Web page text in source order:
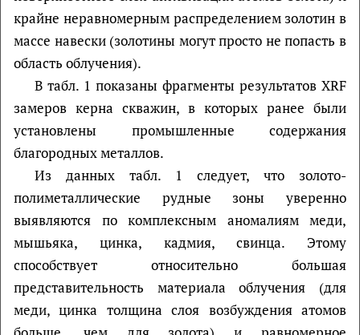
крайне неравномерным распределением золотин в
массе навески (золотины могут просто не попасть в
область облучения).
В табл. 1 показаны фрагменты результатов XRF
замеров керна скважин, в которых ранее были
установлены промышленные содержания
благородных металлов.
Из данных табл. 1 следует, что золото-
полиметаллические рудные зоны уверенно
выявляются по комплексным аномалиям меди,
мышьяка, цинка, кадмия, свинца. Этому
способствует относительно большая
представительность материала облучения (для
меди, цинка толщина слоя возбуждения атомов